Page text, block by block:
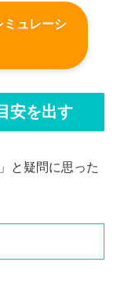
ミュレーシ
安を出す
と疑問に思った